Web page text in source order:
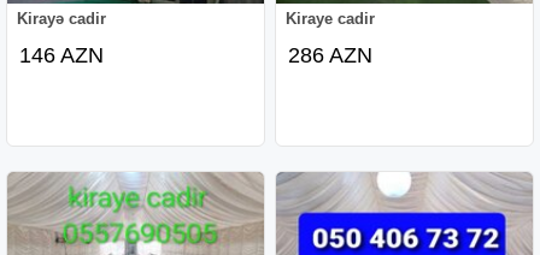
Kirayə cadir
146 AZN
Kiraye cadir
286 AZN